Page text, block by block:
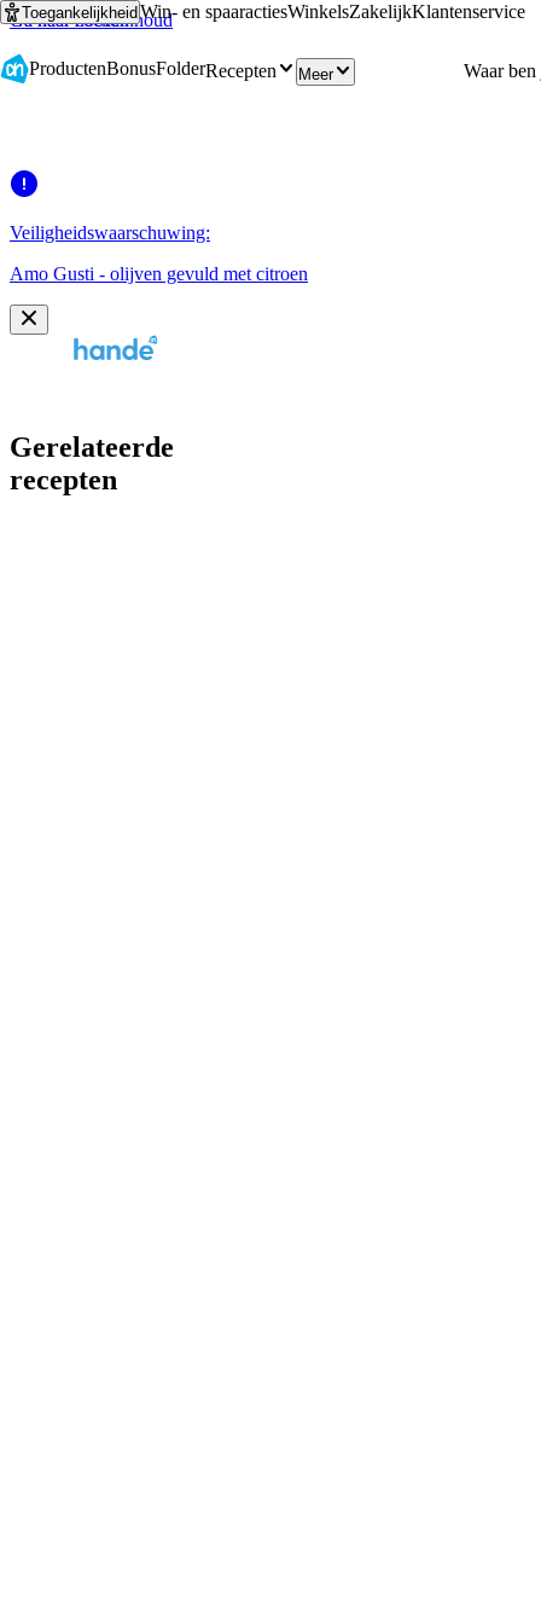
Ga naar hoofdinhoud
Ga naar zoeken
ToegankelijkheidWin- en spaaractiesWinkelsZakelijkKlantenservice
ProductenBonusFolderRecepten Meer
Veiligheidswaarschuwing:
Amo Gusti - olijven gevuld met citroen
Gerelateerde
recepten